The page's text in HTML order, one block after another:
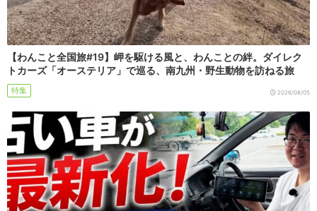
【わんこと全国旅#19】岬を駆ける風と、わんことの絆。ダイレク
トカーズ「オーステリア」で巡る、南九州・野生動物を訪ねる旅
特集 2026/08/05